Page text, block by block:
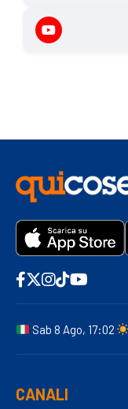
Sab 8 Ago, 17:02
CANALI